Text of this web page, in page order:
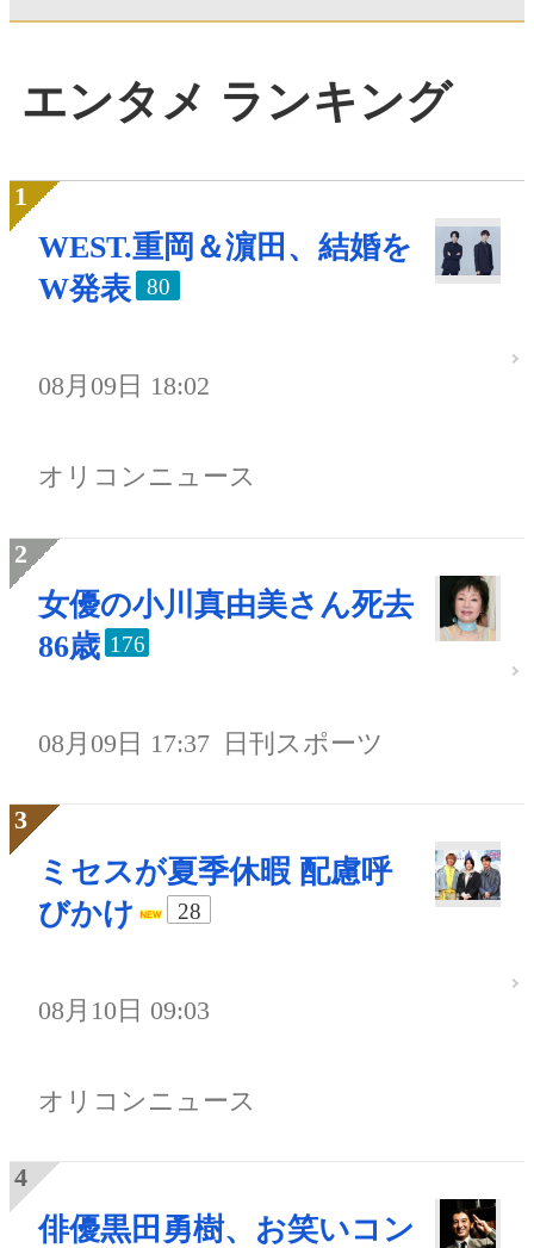
エンタメ ランキング
WEST.重岡＆濵田、結婚を
W発表
80
08月09日 18:02
オリコンニュース
女優の小川真由美さん死去
86歳 176
08月09日 17:37 日刊スポーツ
ミセスが夏季休暇 配慮呼
びかけ
28
08月10日 09:03
オリコンニュース
俳優黒田勇樹、お笑いコン